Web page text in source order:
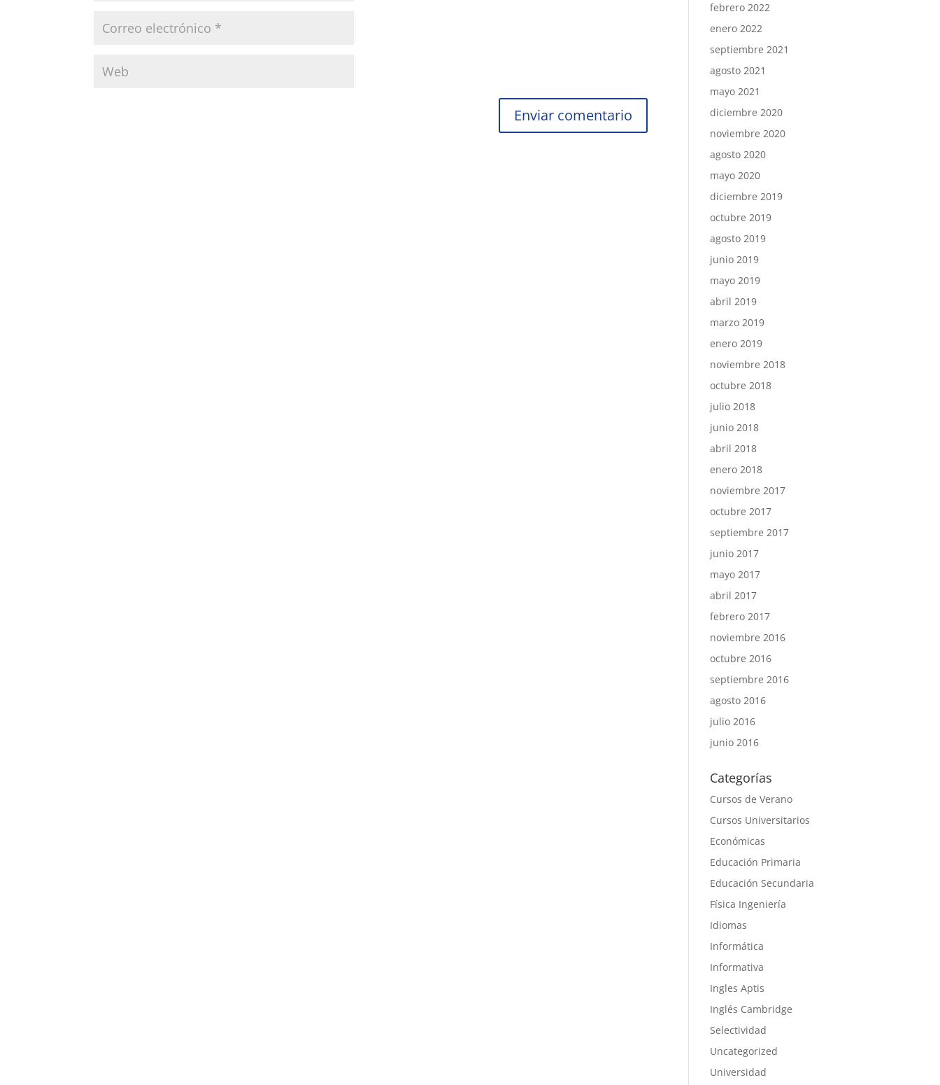
febrero 2022
enero 2022
septiembre 2021
agosto 2021
mayo 2021
diciembre 2020
noviembre 2020
agosto 2020
mayo 2020
diciembre 2019
octubre 2019
agosto 2019
junio 2019
mayo 2019
abril 2019
marzo 2019
enero 2019
noviembre 2018
octubre 2018
julio 2018
junio 2018
abril 2018
enero 2018
noviembre 2017
octubre 2017
septiembre 2017
junio 2017
mayo 2017
abril 2017
febrero 2017
noviembre 2016
octubre 2016
septiembre 2016
agosto 2016
julio 2016
junio 2016
Categorías
Cursos de Verano
Cursos Universitarios
Económicas
Educación Primaria
Educación Secundaria
Física Ingeniería
Idiomas
Informática
Informativa
Ingles Aptis
Inglés Cambridge
Selectividad
Uncategorized
Universidad